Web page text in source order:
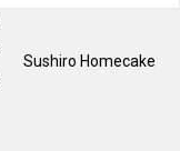
Sushiro Homecake